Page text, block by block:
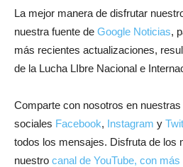
La mejor manera de disfrutar
nuestra fuente de Google Noticias,
más recientes actualizaciones,
de la Lucha LIbre Nacional e
Comparte con nosotros en nuestras
sociales Facebook, Instagram y
todos los mensajes. Disfruta de los
nuestro canal de YouTube, con